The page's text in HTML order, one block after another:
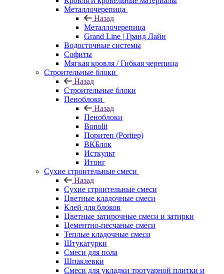
Металлочерепица
Назад
Металлочерепица
Grand Line | Гранд Лайн
Водосточные системы
Софиты
Мягкая кровля / Гибкая черепица
Строительные блоки
Назад
Строительные блоки
Пеноблоки
Назад
Пеноблоки
Bonolit
Поритеп (Poritep)
ВКБлок
Исткульт
Итонг
Сухие строительные смеси
Назад
Сухие строительные смеси
Цветные кладочные смеси
Клей для блоков
Цветные затирочные смеси и затирки
Цементно-песчаные смеси
Теплые кладочные смеси
Штукатурки
Смеси для пола
Шпаклевки
Смеси для укладки тротуарной плитки и